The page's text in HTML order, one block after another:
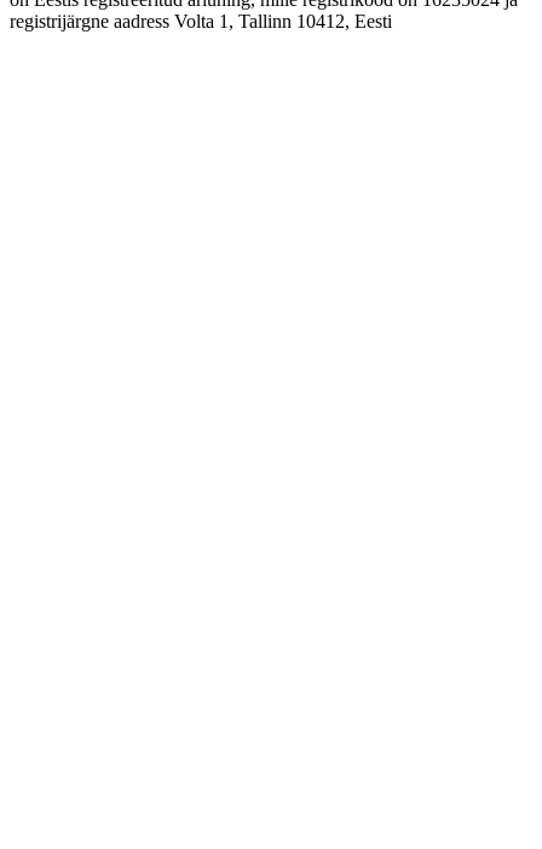
registrijärgne aadress Volta 1, Tallinn 10412, Eesti